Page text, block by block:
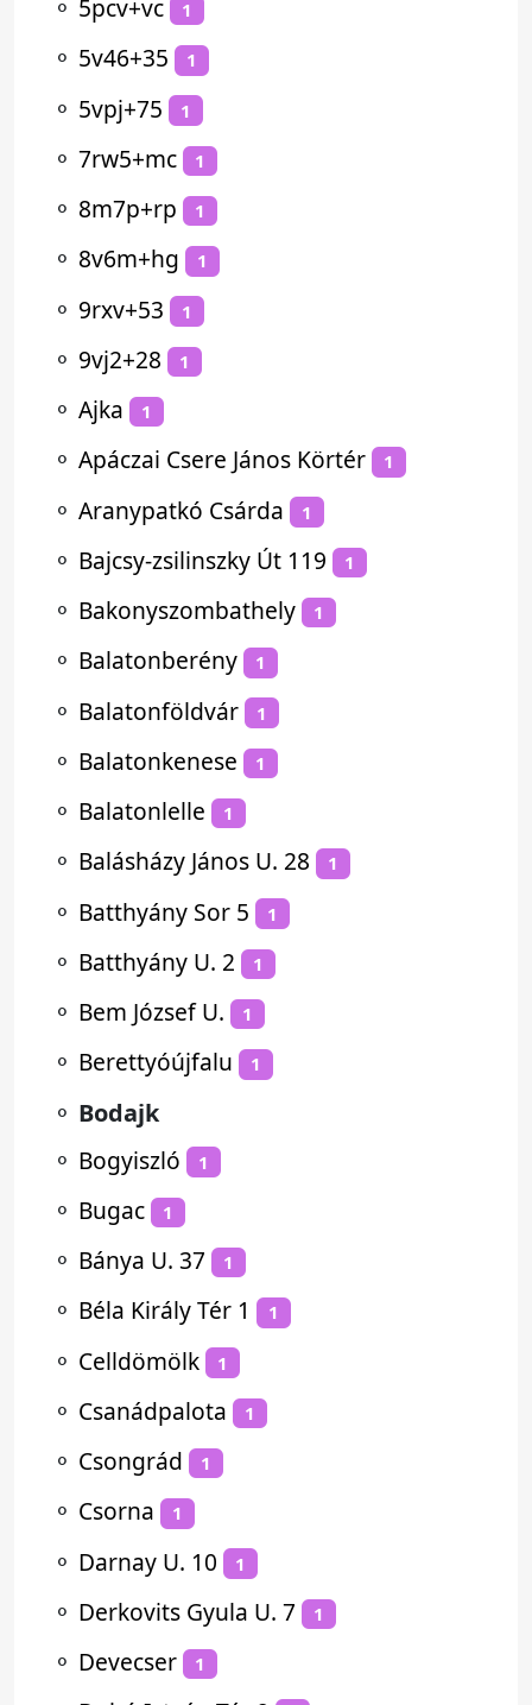
⚬ 5pcv+vc 1
⚬ 5v46+35 1
⚬ 5vpj+75 1
⚬ 7rw5+mc 1
⚬ 8m7p+rp 1
⚬ 8v6m+hg 1
⚬ 9rxv+53 1
⚬ 9vj2+28 1
⚬ Ajka 1
⚬ Apáczai Csere János Körtér 1
⚬ Aranypatkó Csárda 1
⚬ Bajcsy-zsilinszky Út 119 1
⚬ Bakonyszombathely 1
⚬ Balatonberény 1
⚬ Balatonföldvár 1
⚬ Balatonkenese 1
⚬ Balatonlelle 1
⚬ Balásházy János U. 28 1
⚬ Batthyány Sor 5 1
⚬ Batthyány U. 2 1
⚬ Bem József U. 1
⚬ Berettyóújfalu 1
⚬ Bodajk
⚬ Bogyiszló 1
⚬ Bugac 1
⚬ Bánya U. 37 1
⚬ Béla Király Tér 1 1
⚬ Celldömölk 1
⚬ Csanádpalota 1
⚬ Csongrád 1
⚬ Csorna 1
⚬ Darnay U. 10 1
⚬ Derkovits Gyula U. 7 1
⚬ Devecser 1